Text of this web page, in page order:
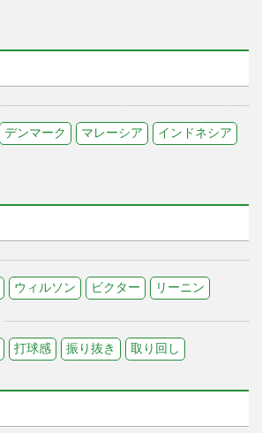
デンマーク マレーシア インドネシア
ウィルソン ビクター リーニン
打球感 振り抜き 取り回し